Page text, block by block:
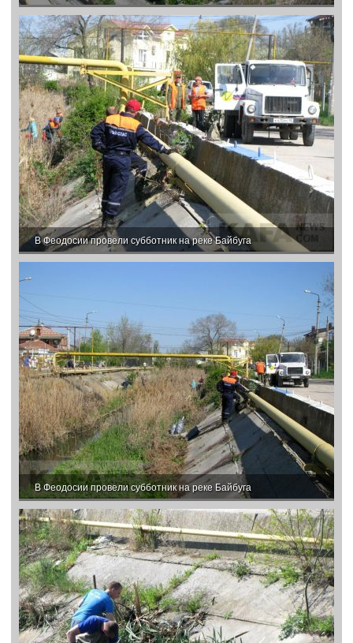
В Феодосии провели субботник на реке Байбуга
В Феодосии провели субботник на реке Байбуга